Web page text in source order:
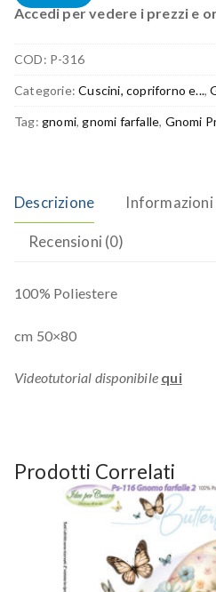
Accedi per vedere i prezzi e
COD: P-316
Categorie:Cuscini, copriforno e...,
Tag: gnomi,gnomi farfalle, Gnomi
Descrizione
Recensioni (0)
100% Poliestere
cm 50×80
Videotutorial disponibile qui
Prodotti Correlati